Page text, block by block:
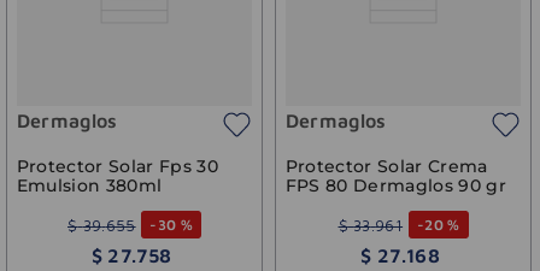
Dermaglos
Protector Solar Fps 30
Emulsion 380ml
$ 39.655 - 30 %
$ 27.758
Dermaglos
Protector Solar Crema
FPS 80 Dermaglos 90 gr
$ 33.961 -20 %
$ 27.168